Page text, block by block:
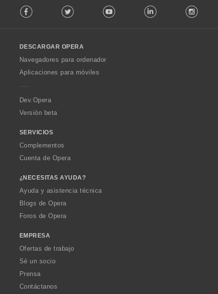
o
w
O
p
a
Facebook Twitter Youtube LinkedIn
DESCARGAR OPERA
Navegadores para ordenador
Aplicaciones para móviles
Dev.Opera
Versión beta
SERVICIOS
Complementos
Cuenta de Opera
¿NECESITAS AYUDA?
Ayuda y asistencia técnica
Blogs de Opera
Foros de Opera
EMPRESA
Ofertas de trabajo
Sé un socio
Prensa
Contáctanos